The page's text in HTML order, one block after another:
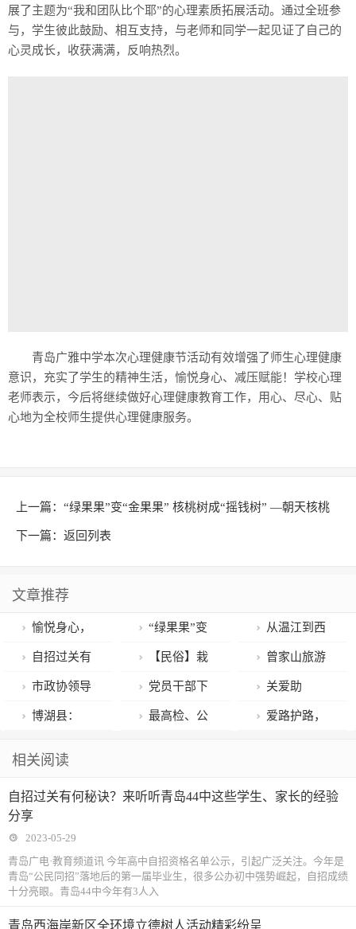
展了主题为“我和团队比个耶”的心理素质拓展活动。通过全班参
与，学生彼此鼓励、相互支持，与老师和同学一起见证了自己的
心灵成长，收获满满，反响热烈。
青岛广雅中学本次心理健康节活动有效增强了师生心理健康
意识，充实了学生的精神生活，愉悦身心、减压赋能！学校心理
老师表示，今后将继续做好心理健康教育工作，用心、尽心、贴
心地为全校师生提供心理健康服务。
上一篇： “绿果果”变“金果果” 核桃树成“摇钱树” —朝天核桃
产业助推乡村振兴高质量发展
下一篇： 返回列表
文章推荐
愉悦身心，
减压赋能！青
岛广雅中学
2023年心理健
“绿果果”变
“金果果” 核桃
树成“摇钱树”
—朝天核桃产
从温江到西
藏，一次跨越
海拔和距离的
包虫病防治培
自招过关有
何秘诀？来听
听青岛44中这
【民俗】栽
秧习俗
曾家山旅游
缘何如此“火
热”？
市政协领导
到泰山区参加
党员干部下
农田 抢抓农时
关爱助
力， “充电” 提
博湖县： 最高检、公
依法严惩危险
犯罪典型案例
爱路护路，
相关阅读
自招过关有何秘诀？来听听青岛44中这些学生、家长的经验
分享
2023-05-29
青岛广电·教育频道讯 今年高中自招资格名单公示，引起广泛关注。今年是
青岛“公民同招”落地后的第一届毕业生，很多公办初中强势崛起，自招成绩
十分亮眼。青岛44中今年有3人入
青岛西海岸新区全环境立德树人活动精彩纷呈